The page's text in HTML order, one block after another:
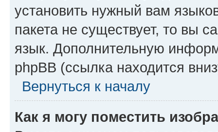
установить нужный вам
пакета не существует, то вы
язык. Дополнительную
phpBB (ссылка находится
Вернуться к началу
Как я могу поместить